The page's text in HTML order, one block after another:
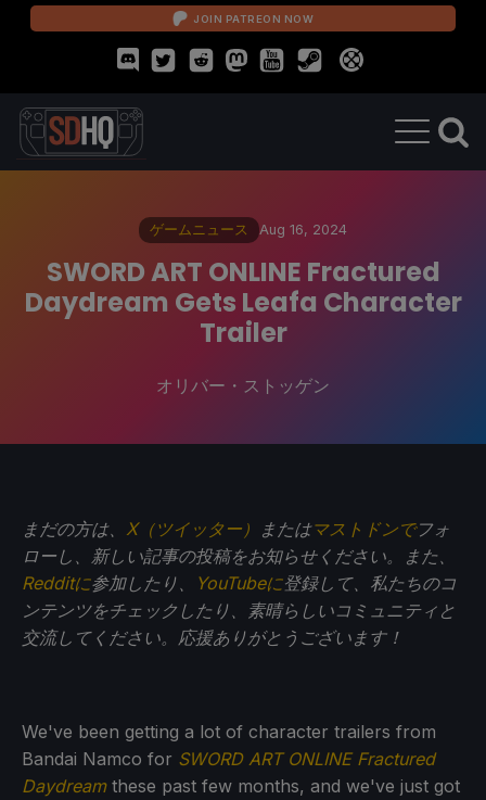
JOIN PATREON NOW
ゲームニュース Aug 16, 2024
SWORD ART ONLINE Fractured
Daydream Gets Leafa Character
Trailer
オリバー・ストッゲン
まだの方は、 X（ツイッター） またはマストドンでフォ
ローし、新しい記事の投稿をお知らせください。また、
Redditに参加したり、 YouTubeに登録して、私たちのコ
ンテンツをチェックしたり、素晴らしいコミュニティと
交流してください。応援ありがとうございます！
We've been getting a lot of character trailers from
Bandai Namco for SWORD ART ONLINE Fractured
Daydreamthese past few months, and we've just got